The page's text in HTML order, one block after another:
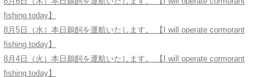
fishing today】
8月5日（水）本日鵜飼を運航いたします。 【I will operate cormorant
fishing today】
8月4日（火）本日鵜飼を運航いたします。 【I will operate cormorant
fishing today】